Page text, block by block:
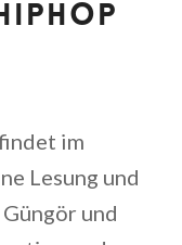
im
Lesung und
und